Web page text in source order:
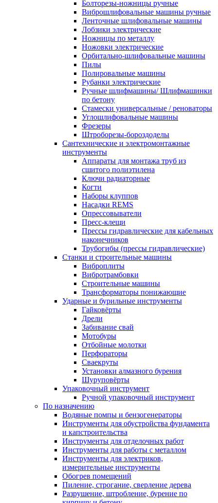
Болторезы-ножницы ручные
Виброшлифовальные машины ручные
Ленточные шлифовальные машины
Лобзики электрические
Ножницы по металлу
Ножовки электрические
Орбитально-шлифовальные машины
Пилы
Полировальные машины
Рубанки электрические
Ручные шлифмашины/ Шлифмашинки
по бетону
Стамески универсальные / реноваторы
Углошлифовальные машины
Фрезеры
Штроборезы-бороздоделы
Сантехнические и электромонтажные
инструменты
Аппараты для монтажа труб из
сшитого полиэтилена
Ключи радиаторные
Когти
Наборы клуппов
Насадки REMS
Опрессовыватели
Пресс-клещи
Прессы гидравлические для кабельных
наконечников
Трубогибы (прессы гидравлические)
Станки и строительные машины
Виброплиты
Вибротрамбовки
Строительные машины
Трансформаторы понижающие
Ударные и бурильные инструменты
Гайковёрты
Дрели
Забивание свай
Мотобуры
Отбойные молотки
Перфораторы
Сваекруты
Установки алмазного бурения
Шуруповёрты
Упаковочный инструмент
Ручной упаковочный инструмент
По назначению
Водяные помпы и бензогенераторы
Инструменты для обустройства фундамента
и капстроительства
Инструменты для отделочных работ
Инструменты для работы с металлом
Инструменты для электриков,
измерительные инструменты
Обогрев помещений
Пиление, строгание, сверление дерева
Разрушение, штробление, бурение по